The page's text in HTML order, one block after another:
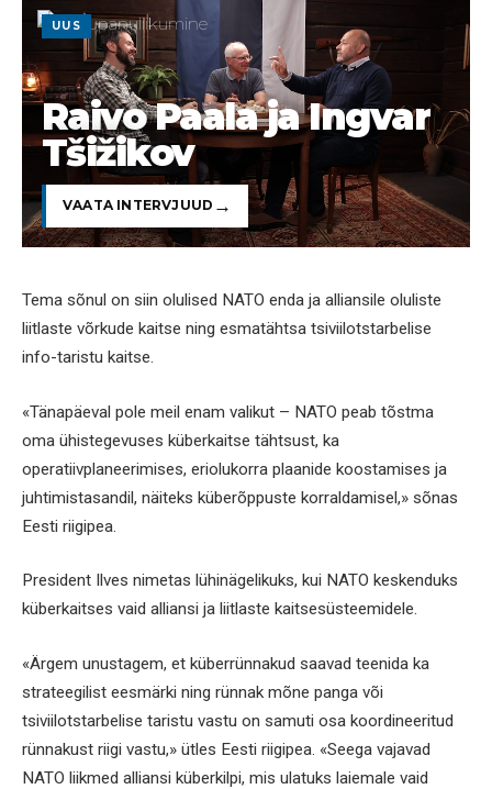
UUS
Raivo Paala ja Ingvar
Tšižikov
VAATA INTERVJUUD
Tema sõnul on siin olulised NATO enda ja alliansile oluliste
liitlaste võrkude kaitse ning esmatähtsa tsiviilotstarbelise
info-taristu kaitse.
«Tänapäeval pole meil enam valikut – NATO peab tõstma
oma ühistegevuses küberkaitse tähtsust, ka
operatiivplaneerimises, eriolukorra plaanide koostamises ja
juhtimistasandil, näiteks küberõppuste korraldamisel,» sõnas
Eesti riigipea.
President Ilves nimetas lühinägelikuks, kui NATO keskenduks
küberkaitses vaid alliansi ja liitlaste kaitsesüsteemidele.
«Ärgem unustagem, et küberrünnakud saavad teenida ka
strateegilist eesmärki ning rünnak mõne panga või
tsiviilotstarbelise taristu vastu on samuti osa koordineeritud
rünnakust riigi vastu,» ütles Eesti riigipea. «Seega vajavad
NATO liikmed alliansi küberkilpi, mis ulatuks laiemale vaid